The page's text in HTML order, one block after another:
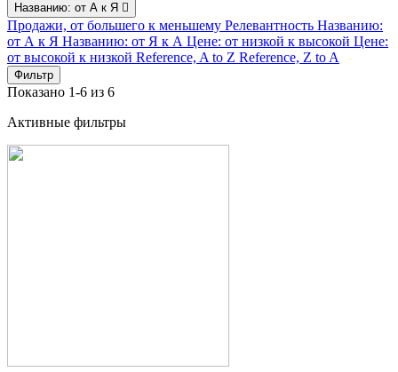
Названию: от А к Я 
Продажи, от большего к меньшему Релевантность Названию:
от А к Я Названию: от Я к А Цене: от низкой к высокой Цене:
от высокой к низкой Reference, A to Z Reference, Z to A
Фильтр
Показано 1-6 из 6
Активные фильтры